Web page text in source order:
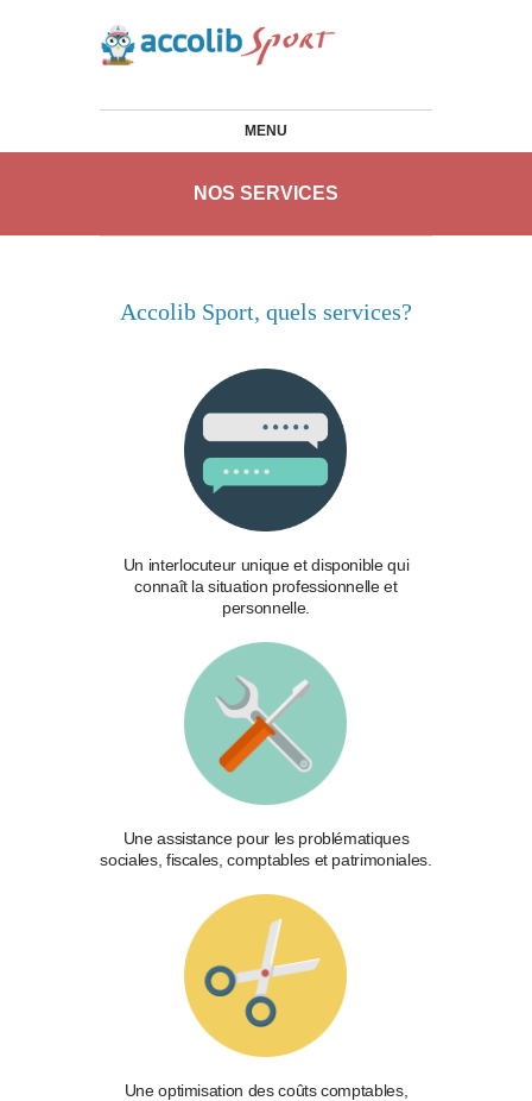
MENU
NOS SERVICES
Accolib Sport, quels services?
Un interlocuteur unique et disponible qui
connaît la situation professionnelle et
personnelle.
Une assistance pour les problématiques
sociales, fiscales, comptables et patrimoniales.
Une optimisation des coûts comptables,